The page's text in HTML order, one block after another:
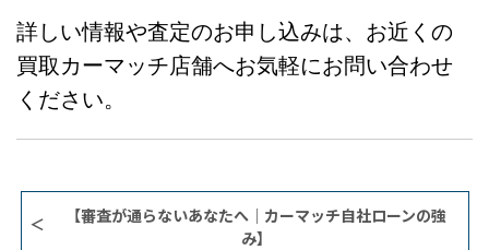
詳しい情報や査定のお申し込みは、お近くの
買取カーマッチ店舗へお気軽にお問い合わせ
ください。
【審査が通らないあなたへ｜カーマッチ自社ローンの強
み】